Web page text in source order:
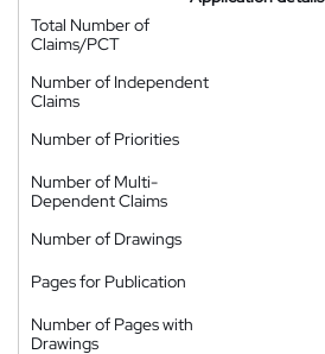
Total Number of
Claims/PCT
Number of Independent
Claims
Number of Priorities
Number of Multi-
Dependent Claims
Number of Drawings
Pages for Publication
Number of Pages with
Drawings